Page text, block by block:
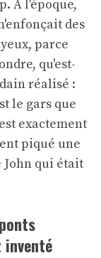
À l'époque,
des
parce
qu'est-
réalisé :
le gars que
exactement
piqué une
John qui était
inventé